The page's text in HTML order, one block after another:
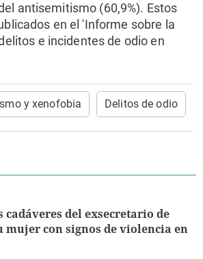
antisemitismo (60,9%). Estos
en el 'Informe sobre la
e incidentes de odio en
y xenofobia Delitos de odio
cadáveres del exsecretario de
mujer con signos de violencia en